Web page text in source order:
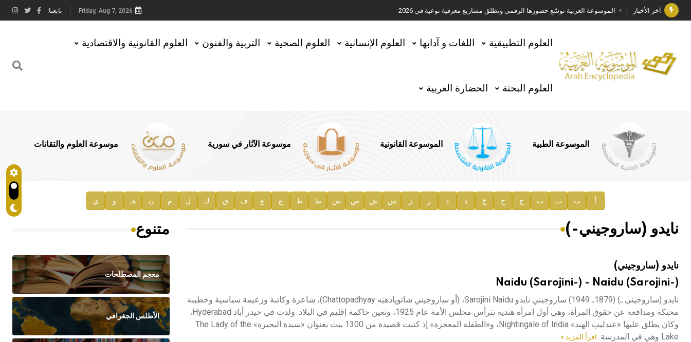
آخر الأخبار الموسوعة العربية توسّع حضورها الرقمي وتطلق مشاريع معرفية نوعية في 2026
جائزة مجمع الملك سلمان العالمي للغة العربية 2025
الأستاذ إياد خالد الطباع مدير عام لهيئة الموسوعة العربية
السيد محمد ياسين صالح وزيرا للثقافة
توصيات مجلس الإدارة
صدور المجلد السابع من موسوعة الآثار في سورية
إعلان..
هيئة الموسوعة العربية تطلق موسوعات جديدة في عام 2026
Friday, Aug 7, 2026 تابعنا:
العلوم التطبيقية اللغات و آدابها العلوم الإنسانية العلوم الصحية التربية والفنون العلوم القانونية والاقتصادية
العلوم البحتة الحضارة العربية
الموسوعة الطبية الموسوعة القانونية موسوعة الآثار في سورية موسوعة العلوم والتقانات
أ ب ت ث ج ح خ د ذ ر ز س ش ص ض ط ظ ع غ ف ق ك ل م ن هـ و ي
نايدو (ساروجيني-)
نايدو (ساروجيني)
Naidu (Sarojini-) - Naidu (Sarojini-)
نايدو (ساروجيني ـ) (1879ـ 1949) ساروجيني نايدو Sarojini Naidu، (أو ساروجيني شاتوپادهيَه Chattopadhyay)، شاعرة وكاتبة وزعيمة سياسية وخطيبة
محنكة ومدافعة عن حقوق المرأة، وهي أول امرأة هندية تترأس مجلس الأمة عام 1925، وتعين حاكمة إقليم في البلاد. ولدت في حيدر أباد Hyderabad،
وكان يطلق عليها «عندليب الهند» Nightingale of India، و«الطفلة المعجزة» إذ كتبت قصيدة من 1300 بيت بعنوان «سيدة البحيرة» The Lady of the
Lake وهي في المدرسة.
اقرأ المزيد »
متنوع
معجم المصطلحات
الأطلس الجغرافي